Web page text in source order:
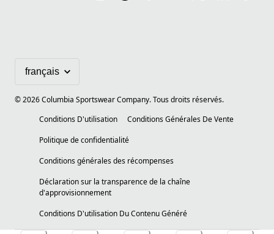
©2026Columbia Sportswear Company. Tous droits réservés.
Conditions D'utilisation
Conditions Générales De Vente
Politique de confidentialité
Conditions générales des récompenses
Déclaration sur la transparence de la chaîne
d'approvisionnement
Conditions D'utilisation Du Contenu Généré